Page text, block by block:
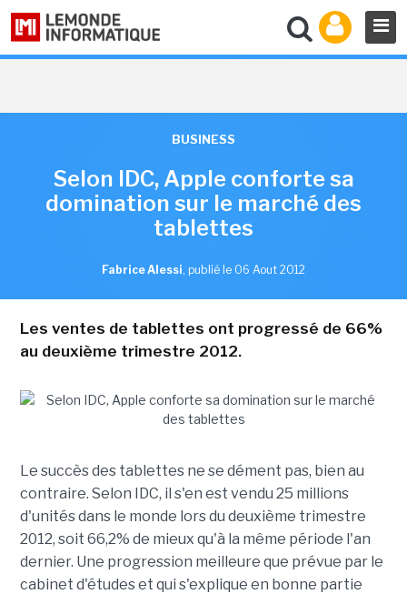
BUSINESS
Selon IDC, Apple conforte sa
domination sur le marché des
tablettes
Fabrice Alessi, publié le 06 Aout 2012
Les ventes de tablettes ont progressé de 66%
au deuxième trimestre 2012.
Le succès des tablettes ne se dément pas, bien au
contraire. Selon IDC, il s'en est vendu 25 millions
d'unités dans le monde lors du deuxième trimestre
2012, soit 66,2% de mieux qu'à la même période l'an
dernier. Une progression meilleure que prévue par le
cabinet d'études et qui s'explique en bonne partie